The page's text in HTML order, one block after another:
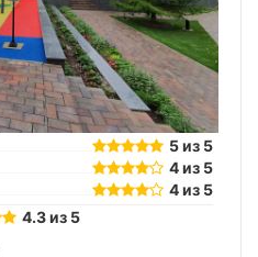
5 из 5
4 из 5
4 из 5
4.3 из 5